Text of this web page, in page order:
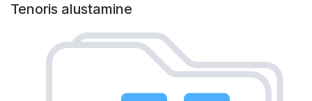
Tenoris alustamine